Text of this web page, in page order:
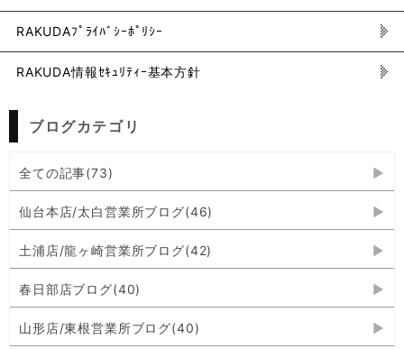
RAKUDAﾌﾟﾗｲﾊﾞｼｰﾎﾟﾘｼｰ
RAKUDA情報ｾｷｭﾘﾃｨｰ基本方針
ブログカテゴリ
全ての記事(73)
仙台本店/太白営業所ブログ(46)
土浦店/龍ヶ崎営業所ブログ(42)
春日部店ブログ(40)
山形店/東根営業所ブログ(40)